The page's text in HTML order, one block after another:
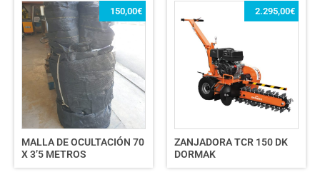
MALLA DE OCULTACIÓN 70
X 3’5 METROS
150,00€
ZANJADORA TCR 150 DK
DORMAK
2.295,00€